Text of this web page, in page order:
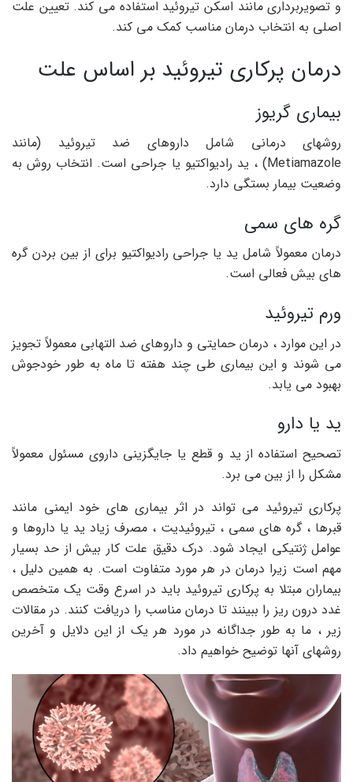
و تصویربرداری مانند اسکن تیروئید استفاده می کند. تعیین علت
اصلی به انتخاب درمان مناسب کمک می کند.
درمان پرکاری تیروئید بر اساس علت
بیماری گریوز
روشهای درمانی شامل داروهای ضد تیروئید (مانند
Metiamazole) ، ید رادیواکتیو یا جراحی است. انتخاب روش به
وضعیت بیمار بستگی دارد.
گره های سمی
درمان معمولاً شامل ید یا جراحی رادیواکتیو برای از بین بردن گره
های بیش فعالی است.
ورم تیروئید
در این موارد ، درمان حمایتی و داروهای ضد التهابی معمولاً تجویز
می شوند و این بیماری طی چند هفته تا ماه به طور خودجوش
بهبود می یابد.
ید یا دارو
تصحیح استفاده از ید و قطع یا جایگزینی داروی مسئول معمولاً
مشکل را از بین می برد.
پرکاری تیروئید می تواند در اثر بیماری های خود ایمنی مانند
قبرها ، گره های سمی ، تیروئیدیت ، مصرف زیاد ید یا داروها و
عوامل ژنتیکی ایجاد شود. درک دقیق علت کار بیش از حد بسیار
مهم است زیرا درمان در هر مورد متفاوت است. به همین دلیل ،
بیماران مبتلا به پرکاری تیروئید باید در اسرع وقت یک متخصص
غدد درون ریز را ببینند تا درمان مناسب را دریافت کنند. در مقالات
زیر ، ما به طور جداگانه در مورد هر یک از این دلایل و آخرین
روشهای آنها توضیح خواهیم داد.